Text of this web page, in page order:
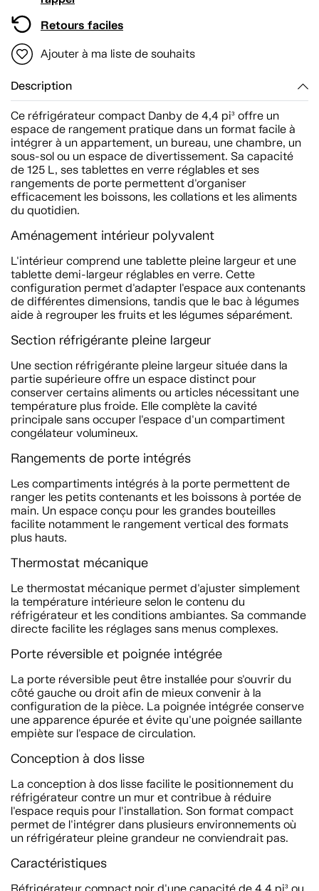
Retours faciles
Ajouter à ma liste de souhaits
Description
Ce réfrigérateur compact Danby de 4,4 pi³ offre un
espace de rangement pratique dans un format facile à
intégrer à un appartement, un bureau, une chambre, un
sous-sol ou un espace de divertissement. Sa capacité
de 125 L, ses tablettes en verre réglables et ses
rangements de porte permettent d'organiser
efficacement les boissons, les collations et les aliments
du quotidien.
Aménagement intérieur polyvalent
L'intérieur comprend une tablette pleine largeur et une
tablette demi-largeur réglables en verre. Cette
configuration permet d'adapter l'espace aux contenants
de différentes dimensions, tandis que le bac à légumes
aide à regrouper les fruits et les légumes séparément.
Section réfrigérante pleine largeur
Une section réfrigérante pleine largeur située dans la
partie supérieure offre un espace distinct pour
conserver certains aliments ou articles nécessitant une
température plus froide. Elle complète la cavité
principale sans occuper l'espace d'un compartiment
congélateur volumineux.
Rangements de porte intégrés
Les compartiments intégrés à la porte permettent de
ranger les petits contenants et les boissons à portée de
main. Un espace conçu pour les grandes bouteilles
facilite notamment le rangement vertical des formats
plus hauts.
Thermostat mécanique
Le thermostat mécanique permet d'ajuster simplement
la température intérieure selon le contenu du
réfrigérateur et les conditions ambiantes. Sa commande
directe facilite les réglages sans menus complexes.
Porte réversible et poignée intégrée
La porte réversible peut être installée pour s'ouvrir du
côté gauche ou droit afin de mieux convenir à la
configuration de la pièce. La poignée intégrée conserve
une apparence épurée et évite qu'une poignée saillante
empiète sur l'espace de circulation.
Conception à dos lisse
La conception à dos lisse facilite le positionnement du
réfrigérateur contre un mur et contribue à réduire
l'espace requis pour l'installation. Son format compact
permet de l'intégrer dans plusieurs environnements où
un réfrigérateur pleine grandeur ne conviendrait pas.
Caractéristiques
Réfrigérateur compact noir d'une capacité de 4,4 pi³ ou